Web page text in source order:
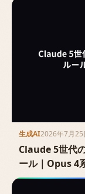
生成AI2026年7月25
Claude 5世代
ール｜Opus 4